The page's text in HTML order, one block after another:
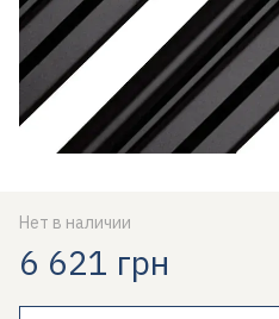
Нет в наличии
6 621 грн